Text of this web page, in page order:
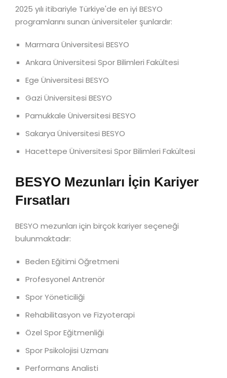
2025 yılı itibariyle Türkiye'de en iyi BESYO
programlarını sunan üniversiteler şunlardır:
Marmara Üniversitesi BESYO
Ankara Üniversitesi Spor Bilimleri Fakültesi
Ege Üniversitesi BESYO
Gazi Üniversitesi BESYO
Pamukkale Üniversitesi BESYO
Sakarya Üniversitesi BESYO
Hacettepe Üniversitesi Spor Bilimleri Fakültesi
BESYO Mezunları İçin Kariyer
Fırsatları
BESYO mezunları için birçok kariyer seçeneği
bulunmaktadır:
Beden Eğitimi Öğretmeni
Profesyonel Antrenör
Spor Yöneticiliği
Rehabilitasyon ve Fizyoterapi
Özel Spor Eğitmenliği
Spor Psikolojisi Uzmanı
Performans Analisti